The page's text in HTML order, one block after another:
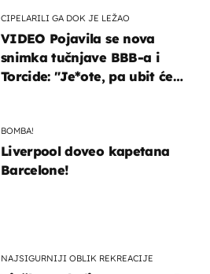
NAJSIGURNIJI OBLIK REKREACIJE
CIPELARILI GA DOK JE LEŽAO
VIDEO Pojavila se nova
snimka tučnjave BBB-a i
Torcide: "Je*ote, pa ubit će
BOMBA!
Liverpool doveo kapetana
Barcelone!